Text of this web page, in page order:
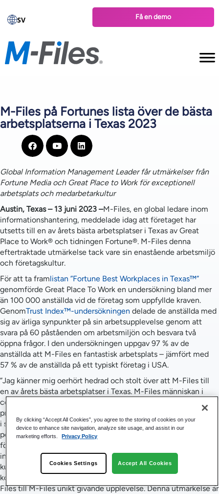
SV Få en demo
M-Files på Fortunes lista över de bästa
arbetsplatserna i Texas 2023
Global Information Management Leader får utmärkelser från
Fortune Media och Great Place to Work för exceptionell
arbetsplats och medarbetarkultur
Austin, Texas – 13 juni 2023 –M-Files, en global ledare inom
informationshantering, meddelade idag att företaget har
utsetts till en av årets bästa arbetsplatser i Texas av Great
Place to Work® och tidningen Fortune®. M-Files denna
eftertraktade utmärkelse tack vare sin enastående arbetsmiljö
och företagskultur.
För att ta framlistan ”Fortune Best Workplaces in Texas™”
genomförde Great Place To Work en undersökning bland mer
än 100 000 anställda vid de företag som uppfyllde kraven.
GenomTrust Index™-undersökningen delade de anställda med
sig av ärliga synpunkter på sin arbetsupplevelse genom att
svara på 60 påståenden om arbetsmiljön och besvara två
öppna frågor. I den undersökningen uppgav 97 % av de
anställda att M-Files en fantastisk arbetsplats – jämfört med
57 % av de anställda på ett typiskt företag i USA.
”Jag känner mig oerhört hedrad och stolt över att M-Files till
en av årets bästa arbetsplatser i Texas. M-Files människan i
centrum genom att väva in välbefinnande och våra vägledande
principer ’Make It Happen’, ’Help Others’ och ’Love Customers’
i själva kärnan av vårt företags DNA”, säger Petra Rosvall,
personalchef på M-Files. ”Detta främjar inte bara en öppen och
förtroendefull miljö, utan bidrar också till en mångfaldig och
inkluderande kultur. Det är det genuina sättet på vilket vår
kultur kommer till liv genom dagliga interaktioner med
kollegor, ledare, partners och kunder som gör arbetet på M-
Files till M-Files unikt givande upplevelse. Denna utmärkelse är
By clicking “Accept All Cookies”, you agree to the storing of cookies on your
device to enhance site navigation, analyze site usage, and assist in our
marketing efforts.
Privacy Policy
Cookies Settings Accept All Cookies